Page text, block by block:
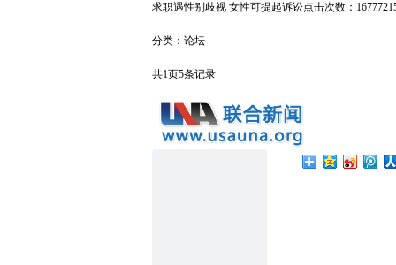
求职遇性别歧视 女性可提起诉讼点击次数：
分类： 论坛
共1页5条记录